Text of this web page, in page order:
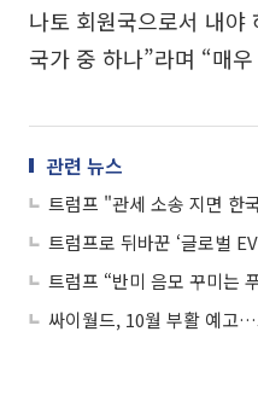
나토 회원국으로서 내야
국가 중 하나”라며 “매
관련 뉴스
트럼프 “반미 음모 꾸미는